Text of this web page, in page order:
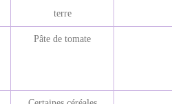
terre
Pâte de tomate